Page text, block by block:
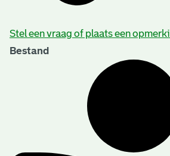
Stel een vraag of plaats een
Bestand